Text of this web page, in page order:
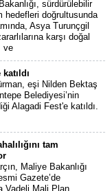
sürdürülebilir
hedefleri doğrultusunda
Asya Turunçgil
karşı doğal
ve
eşi Nilden Bektaş
Belediyesi’nin
Alagadi Fest'e katıldı.
tam
Maliye Bakanlığı
Gazete’de
Vadeli Mali Plan